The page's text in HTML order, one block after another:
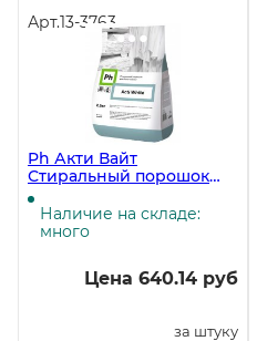
Арт.13-3763
Ph Акти Вайт
Стиральный порошок
для белого белья, 2,5 кг
Наличие на складе:
много
Цена 640.14 руб
за штуку